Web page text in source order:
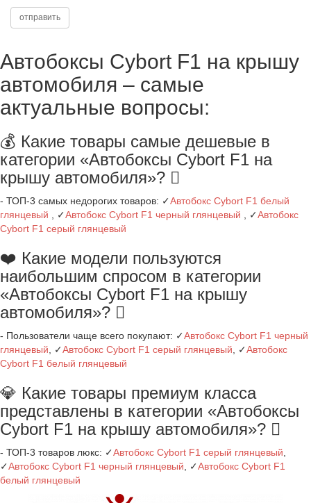
Автобоксы Cybort F1 на крышу
автомобиля – самые
актуальные вопросы:
💰 Какие товары самые дешевые в
категории «Автобоксы Cybort F1 на
крышу автомобиля»?
- ТОП-3 самых недорогих товаров: ✓Автобокс Cybort F1 белый
глянцевый , ✓Автобокс Cybort F1 черный глянцевый , ✓Автобокс
Cybort F1 серый глянцевый
❤️ Какие модели пользуются
наибольшим спросом в категории
«Автобоксы Cybort F1 на крышу
автомобиля»?
- Пользователи чаще всего покупают: ✓Автобокс Cybort F1 черный
глянцевый , ✓Автобокс Cybort F1 серый глянцевый , ✓Автобокс
Cybort F1 белый глянцевый
💎 Какие товары премиум класса
представлены в категории «Автобоксы
Cybort F1 на крышу автомобиля»?
- ТОП-3 товаров люкс: ✓Автобокс Cybort F1 серый глянцевый
✓Автобокс Cybort F1 черный глянцевый , ✓Автобокс Cybort F1
белый глянцевый